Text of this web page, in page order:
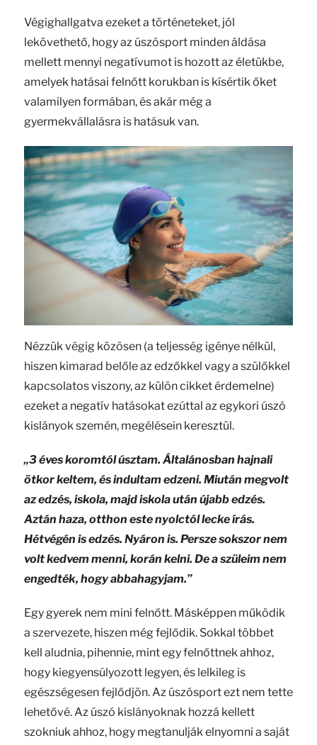
Végighallgatva ezeket a történeteket, jól
lekövethető, hogy az úszósport minden áldása
mellett mennyi negatívumot is hozott az életükbe,
amelyek hatásai felnőtt korukban is kísértik őket
valamilyen formában, és akár még a
gyermekvállalásra is hatásuk van.
Nézzük végig közösen (a teljesség igénye nélkül,
hiszen kimarad belőle az edzőkkel vagy a szülőkkel
kapcsolatos viszony, az külön cikket érdemelne)
ezeket a negatív hatásokat ezúttal az egykori úszó
kislányok szemén, megélésein keresztül.
„3 éves koromtól úsztam. Általánosban hajnali
ötkor keltem, és indultam edzeni. Miután megvolt
az edzés, iskola, majd iskola után újabb edzés.
Aztán haza, otthon este nyolctól lecke írás.
Hétvégén is edzés. Nyáron is. Persze sokszor nem
volt kedvem menni, korán kelni. De a szüleim nem
engedték, hogy abbahagyjam.”
Egy gyerek nem mini felnőtt. Másképpen működik
a szervezete, hiszen még fejlődik. Sokkal többet
kell aludnia, pihennie, mint egy felnőttnek ahhoz,
hogy kiegyensúlyozott legyen, és lelkileg is
egészségesen fejlődjön. Az úszósport ezt nem tette
lehetővé. Az úszó kislányoknak hozzá kellett
szokniuk ahhoz, hogy megtanulják elnyomni a saját